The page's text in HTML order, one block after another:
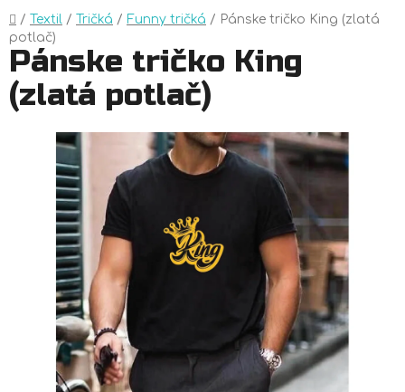
Domov
/ Textil / Tričká / Funny tričká / Pánske tričko King (zlatá
potlač)
Pánske tričko King
(zlatá potlač)